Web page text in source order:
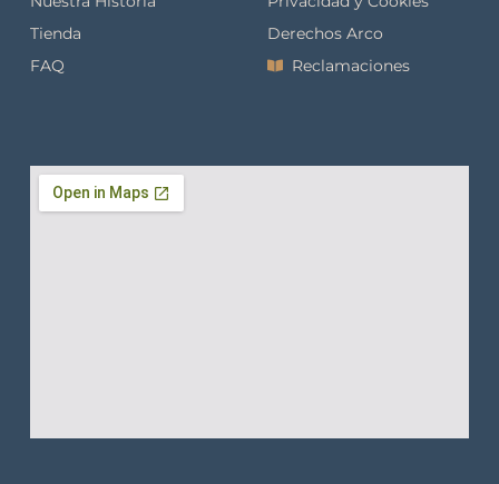
Tienda
FAQ
Derechos Arco
Reclamaciones